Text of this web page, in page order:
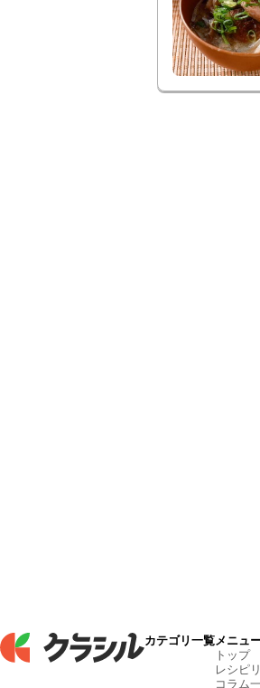
カテゴリ一覧メニュ
トップ
レシピ
コラム